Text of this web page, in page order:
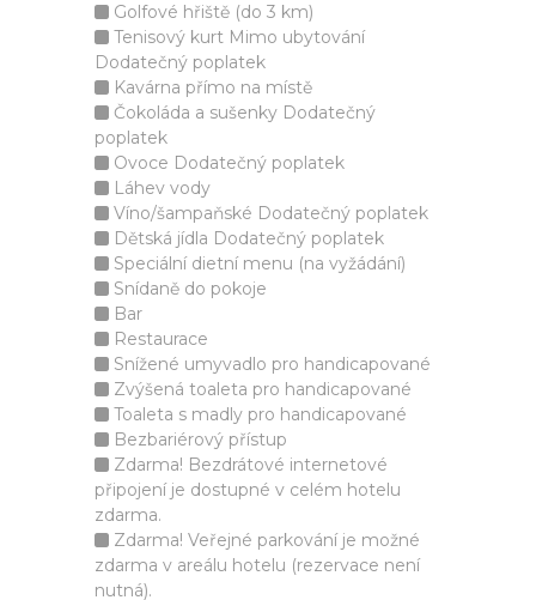
Golfové hřiště (do 3 km)
Tenisový kurt Mimo ubytování
Dodatečný poplatek
Kavárna přímo na místě
Čokoláda a sušenky Dodatečný
poplatek
Ovoce Dodatečný poplatek
Láhev vody
Víno/šampaňské Dodatečný poplatek
Dětská jídla Dodatečný poplatek
Speciální dietní menu (na vyžádání)
Snídaně do pokoje
Bar
Restaurace
Snížené umyvadlo pro handicapované
Zvýšená toaleta pro handicapované
Toaleta s madly pro handicapované
Bezbariérový přístup
Zdarma! Bezdrátové internetové
připojení je dostupné v celém hotelu
zdarma.
Zdarma! Veřejné parkování je možné
zdarma v areálu hotelu (rezervace není
nutná).